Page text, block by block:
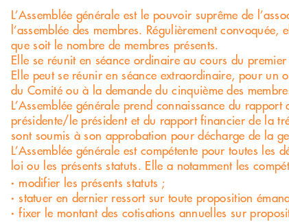
L’Assemblée générale est le pouvoir suprême de
l’assemblée des membres. Régulièrement convoquée,
que soit le nombre de membres présents.
Elle se réunit en séance ordinaire au cours du
Elle peut se réunir en séance extraordinaire, pour un
du Comité ou à la demande du cinquième des
L’Assemblée générale prend connaissance du
présidente/le président et du rapport financier de la
sont soumis à son approbation pour décharge de la
L’Assemblée générale est compétente pour toutes les
loi ou les présents statuts. Elle a notamment les
modifier les présents statuts ;
statuer en dernier ressort sur toute proposition
fixer le montant des cotisations annuelles sur